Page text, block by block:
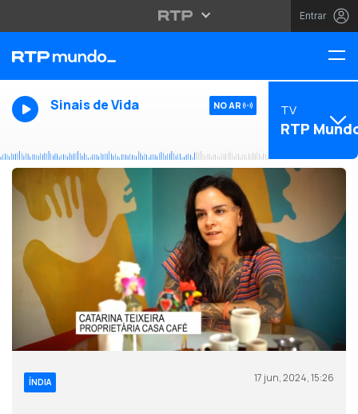
Entrar
Sinais de Vida NO AR TV
RTP
ÍNDIA 17 jun, 2024, 15:26